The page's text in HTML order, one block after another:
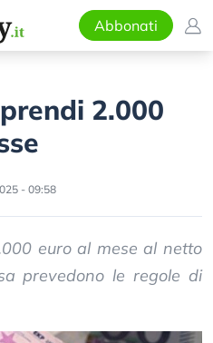
Abbonati
2.000
- 09:58
euro al mese al netto
prevedono le regole di